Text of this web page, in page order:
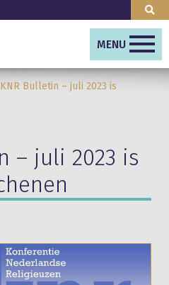
MENU
KNR Bulletin – juli 2023 is
– juli 2023 is